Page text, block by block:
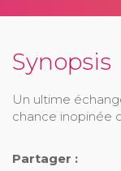
Synopsis
Un ultime
chance inopinée
Partager :